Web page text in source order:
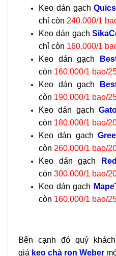
Keo dán gạch
chỉ còn 240.000/1
Keo dán gạch
chỉ còn 160.000/1
Keo dán gạch
còn 160.000/1 bao/
Keo dán gạch
còn 190.000/1 bao/
Keo dán gạch
còn 180.000/1 bao/
Keo dán gạch
còn 260.000/1 bao/
Keo dán gạch
còn 300.000/1 bao/
Keo dán gạch
còn 160.000/1 bao/
Bên cạnh đó quý
giá keo chà ron Weber